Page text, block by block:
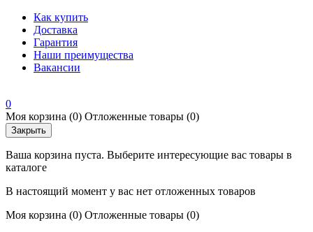
Как купить
Доставка
Гарантия
Наши преимущества
Вакансии
0
Моя корзина (0) Отложенные товары (0)
Закрыть
Ваша корзина пуста. Выберите интересующие вас товары в
каталоге
В настоящий момент у вас нет отложенных товаров
Моя корзина (0) Отложенные товары (0)